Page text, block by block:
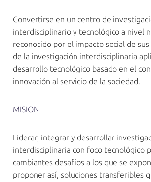
Convertirse en un centro de
interdisciplinario y tecnológico a nivel
reconocido por el impacto social de
de la investigación interdisciplinaria
desarrollo tecnológico basado en el
innovación al servicio de la sociedad.
MISION
Liderar, integrar y desarrollar
interdisciplinaria con foco tecnológico
cambiantes desafíos a los que se
proponer así, soluciones transferibles